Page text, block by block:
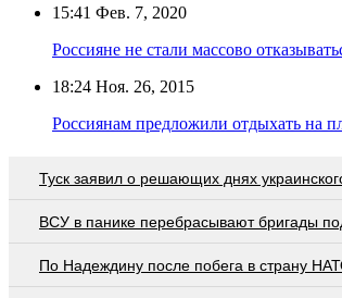
15:41 Фев. 7, 2020
Россияне не стали массово
18:24 Ноя. 26, 2015
Россиянам предложили отдыхать на
Туск заявил о решающих днях
ВСУ в панике перебрасывают бригады
По Надеждину после побега в страну